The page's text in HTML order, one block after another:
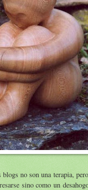
no son una terapia,
sino como un